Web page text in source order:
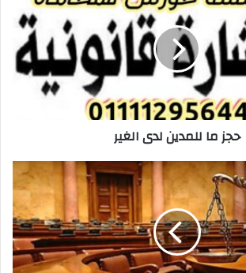
حجز ما للمدين لدى الغير